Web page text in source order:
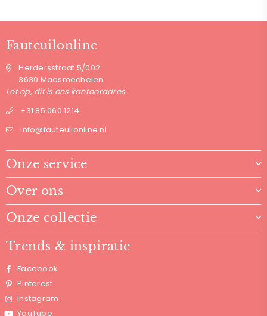
Fauteuilonline
Herdersstraat 5/002
3630 Maasmechelen
Let op, dit is ons kantooradres
+31 85 060 1214
info@fauteuilonline.nl
Onze service
Over ons
Onze collectie
Trends & inspiratie
Facebook
Pinterest
Instagram
YouTube